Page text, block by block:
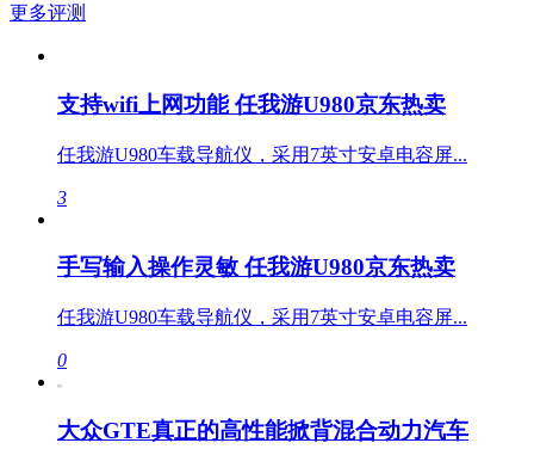
更多评测
支持wifi上网功能 任我游U980京东热卖
任我游U980车载导航仪，采用7英寸安卓电容屏...
3
手写输入操作灵敏 任我游U980京东热卖
任我游U980车载导航仪，采用7英寸安卓电容屏...
0
大众GTE真正的高性能掀背混合动力汽车